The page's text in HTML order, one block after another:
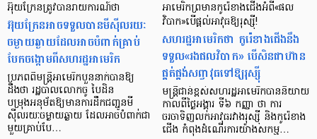
អ៊ុយក្រែនត្រូវបានរាយការណ៍ថា
អ៊ុយក្រែនអាចទទួលបានមីស៊ីលរយៈ
ចម្ងាយឆ្ងាយដែលអាចបំពាក់គ្រាប់
បែកចង្កោមពីសហរដ្ឋអាមេរិក
ប្រភពពីមន្ត្រីអាមេរិកបួននាក់បានឱ្យ
ដឹងថា រដ្ឋបាលលោកចូ បៃដិន
បម្រុងអនុម័តឱ្យមានការដឹកជញ្ជូនមី
ស៊ីលរយៈចម្ងាយឆ្ងាយ ដែលអាចបំពាក់ជា
មួយគ្រាប់បែ…
អាមេរិកព្រមានកូរ៉េខាងជើងអំពី«ផល
វិបាក»បើផ្តល់អាវុធឱ្យរុស្ស៊ី!
សហរដ្ឋអាមេរិកថា កូរ៉េខាងជើងនឹង
ទទួល«រងផលវិបាក» បើសិនជាហ៊ាន
ផ្គត់ផ្គង់សព្វាវុធទៅឱ្យរុស្ស៊ី
មន្ត្រីជាន់ខ្ពស់សហរដ្ឋអាមេរិកបាននិយាយ
កាលពីថ្ងៃអង្គារ ទី៦ កញ្ញា ថា ការ
ចរចាទិញលក់អាវុធរវាងរុស្ស៊ី និងកូរ៉េខាង
ជើង កំពុងដំណើរការយ៉ាងសកម្ម…